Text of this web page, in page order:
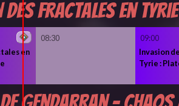
des fractales en Tyrie
en
08:30
09:00
Invasion
Tyrie :